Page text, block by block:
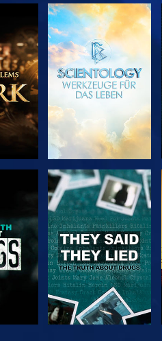
ANSEHEN
ANSEHEN